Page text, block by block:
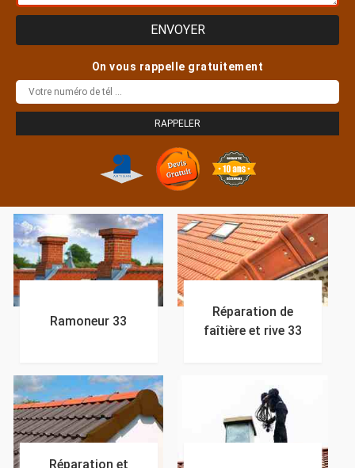
On vous rappelle gratuitement
Ramoneur 33
Réparation de
faîtière et rive 33
Réparation et